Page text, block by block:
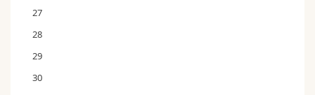
27
28
29
30